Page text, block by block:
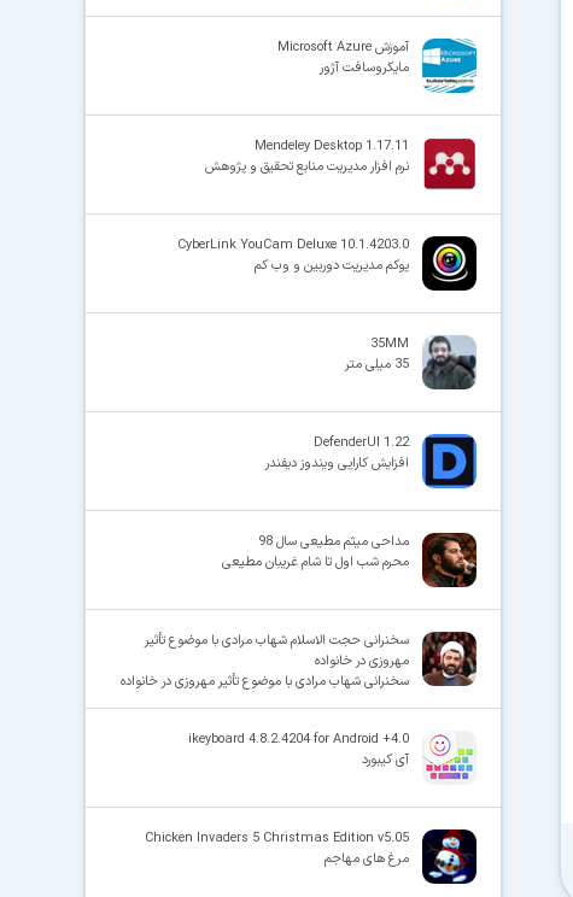
آموزش Microsoft Azure
مایکروسافت آژور
Mendeley Desktop 1.17.11
نرم افزار مدیریت منابع تحقیق و پژوهش
CyberLink YouCam Deluxe 10.1.4203.0
یوکم مدیریت دوربین و وب کم
35MM
35 میلی متر
DefenderUI 1.22
افزایش کارایی ویندوز دیفندر
مداحی میثم مطیعی سال 98
محرم شب اول تا شام غریبان مطیعی
سخنرانی حجت الاسلام شهاب مرادی با موضوع تأثیر
مهروزی در خانواده
سخنرانی شهاب مرادی با موضوع تأثیر مهروزی در خانواده
ikeyboard 4.8.2.4204 for Android +4.0
آی کیبورد
Chicken Invaders 5 Christmas Edition v5.05
مرغ های مهاجم